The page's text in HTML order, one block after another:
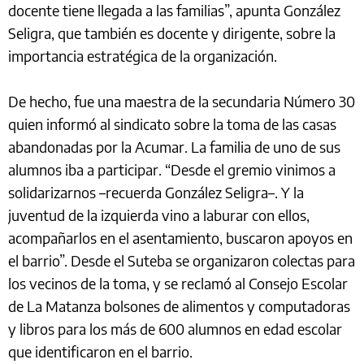
docente tiene llegada a las familias”, apunta González
Seligra, que también es docente y dirigente, sobre la
importancia estratégica de la organización.
De hecho, fue una maestra de la secundaria Número 30
quien informó al sindicato sobre la toma de las casas
abandonadas por la Acumar. La familia de uno de sus
alumnos iba a participar. “Desde el gremio vinimos a
solidarizarnos –recuerda González Seligra–. Y la
juventud de la izquierda vino a laburar con ellos,
acompañarlos en el asentamiento, buscaron apoyos en
el barrio”. Desde el Suteba se organizaron colectas para
los vecinos de la toma, y se reclamó al Consejo Escolar
de La Matanza bolsones de alimentos y computadoras
y libros para los más de 600 alumnos en edad escolar
que identificaron en el barrio.